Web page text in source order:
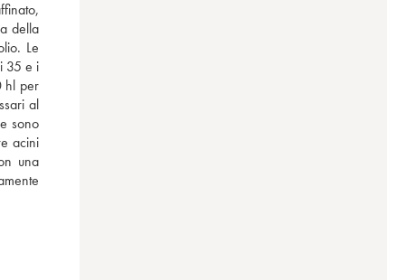
della
Le
35 e i
hl per
al
sono
acini
una